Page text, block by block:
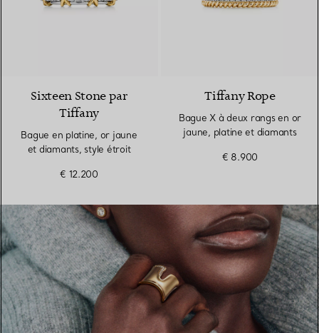
Sixteen Stone par
Tiffany
Bague en platine, or jaune
et diamants, style étroit
€ 12.200
Tiffany Rope
Bague X à deux rangs en or
jaune, platine et diamants
€ 8.900